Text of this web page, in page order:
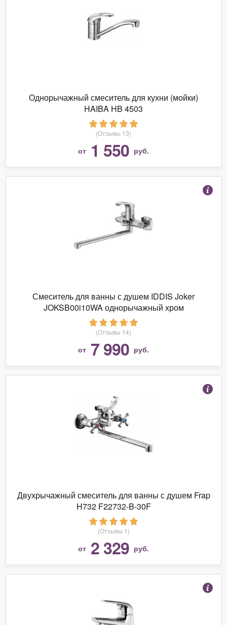
Однорычажный смеситель для кухни (мойки)
HAIBA HB 4503
(Отзывы 13)
от 1 550 руб.
Смеситель для ванны с душем IDDIS Joker
JOKSB00i10WA однорычажный хром
(Отзывы 14)
от 7 990 руб.
Двухрычажный смеситель для ванны с душем Frap
H732 F22732-B-30F
(Отзывы 1)
от 2 329 руб.